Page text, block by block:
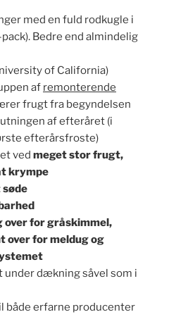
med en fuld rodkugle i
Bedre end almindelig
of California)
af remonterende
frugt fra begyndelsen
af ​​efteråret (i
efterårsfroste)
ved meget stor frugt,
krympe
over for gråskimmel,
over for meldug og
under dækning såvel som i
både erfarne producenter